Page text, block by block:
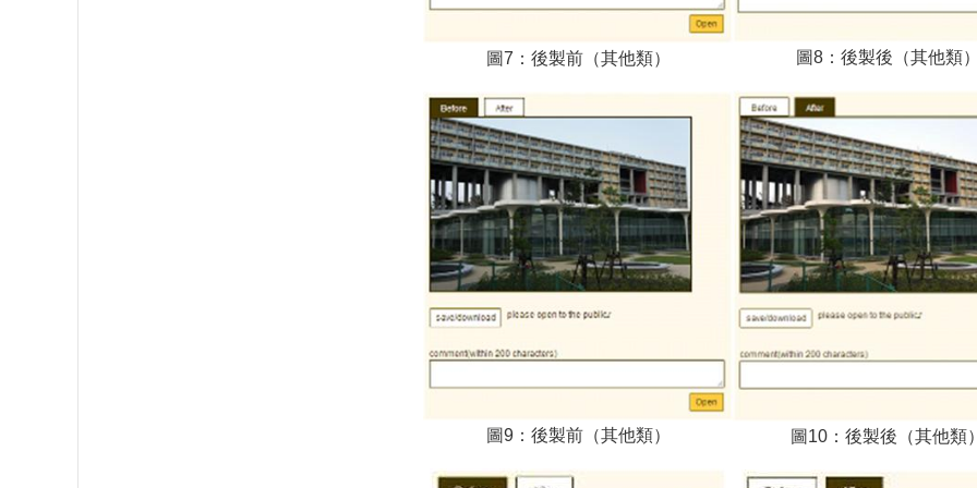
圖7：後製前（其他類） 圖8：後製後（其他類
圖9：後製前（其他類） 圖10：後製後（其他類